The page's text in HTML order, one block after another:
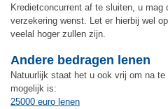
Kredietconcurrent af te sluiten, u mag
verzekering wenst. Let er hierbij wel
veelal hoger zullen zijn.
Andere bedragen lenen
Natuurlijk staat het u ook vrij om na
mogelijk is:
25000 euro lenen